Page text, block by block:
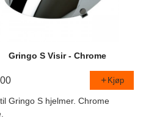
Gringo S Visir - Chrome
Kjøp
Gringo S hjelmer. Chrome